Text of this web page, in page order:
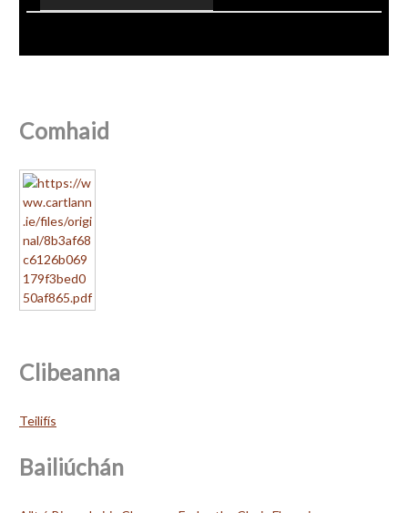
Comhaid
Clibeanna
Teilifís
Bailiúchán